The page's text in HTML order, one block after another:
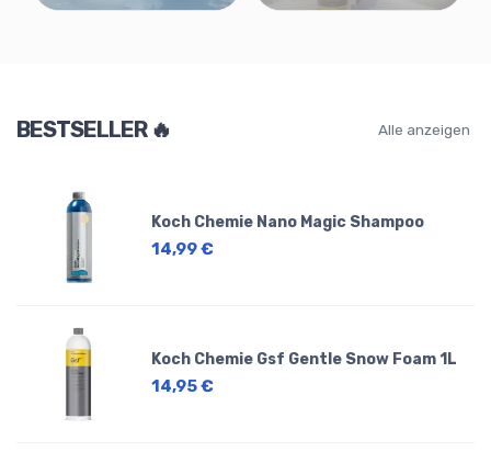
BESTSELLER 🔥 Alle anzeigen
Koch Chemie Nano Magic Shampoo
14,99 €
Koch Chemie Gsf Gentle Snow Foam 1L
14,95 €